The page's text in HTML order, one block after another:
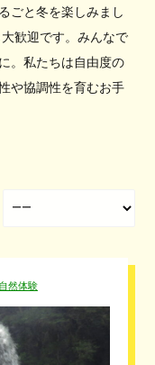
ごと冬を楽しみまし
歓迎です。みんなで
。私たちは自由度の
や協調性を育むお手
然体験